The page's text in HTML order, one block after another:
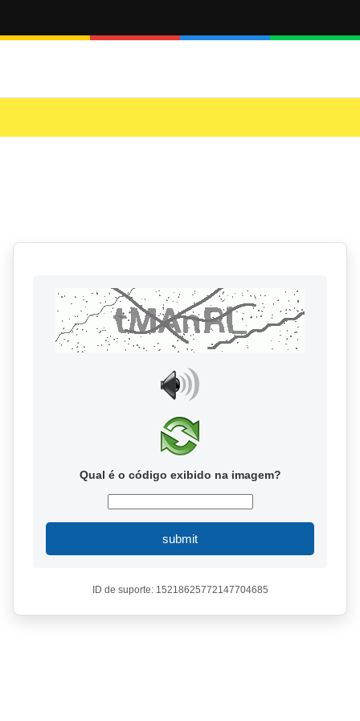
Qual é o código exibido na imagem?
submit
ID de suporte: 15218625772147704685